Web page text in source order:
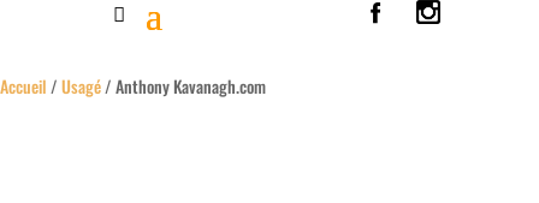
Accueil/Usagé/ Anthony Kavanagh.com